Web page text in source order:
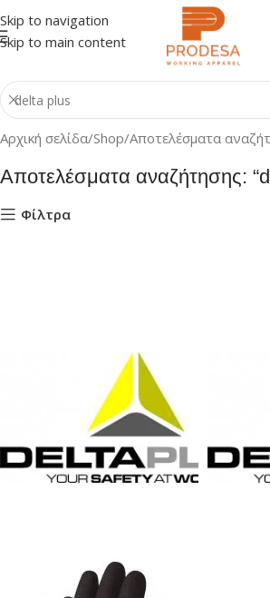
Skip to navigation
Skip to main content
Αρχική σελίδα Shop Αποτελέσματα
Αποτελέσματα αναζήτησης:
Φίλτρα